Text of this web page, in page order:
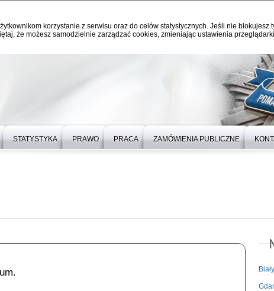
korzystanie z serwisu oraz do celów statystycznych. Jeśli nie blokujesz
że możesz samodzielnie zarządzać cookies, zmieniając ustawienia
STATYSTYKA PRAWO PRACA ZAMÓWIENIA PUBLICZNE